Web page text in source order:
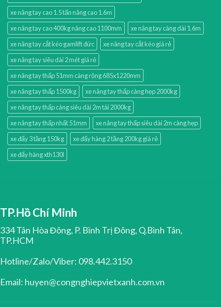
xe nâng tay cao 1.5 tấn nâng cao 1.6m
xe nâng tay cao 400kg nâng cao 1100mm
xe nâng tay càng dài 1.6m
xe nâng tay cắt kéo gamlift đức
xe nâng tay cắt kéo giá rẻ
xe nâng tay siêu dài 2 mét giá rẻ
xe nâng tay thấp 51mm càng rộng 685x1220mm
xe nâng tay thấp 1500kg
xe nâng tay thấp càng hẹp 2000kg
xe nâng tay thấp càng siêu dài 2m tải 2000kg
xe nâng tay thấp nhất 51mm
xe nâng tay thấp siêu dài 2m càng hẹp
xe đẩy 3 tầng 150kg
xe đẩy hàng 2 tầng 200kg giá rẻ
xe đẩy hàng xth130l
TP.Hồ Chí Minh
334 Tân Hòa Đông, P. Bình Trị Đông, Q.Bình Tân,
TP.HCM
Hotline/Zalo/Viber: 098.442.3150
Email: huyen@congnghiepvietxanh.com.vn